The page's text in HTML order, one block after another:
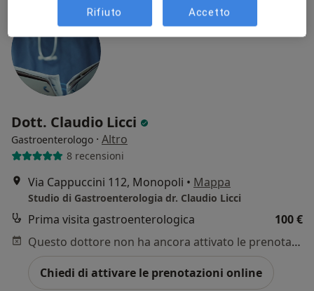
Dott. Claudio Licci
Gastroenterologo · Altro
8 recensioni
Via Cappuccini 112, Monopoli • Mappa
Studio di Gastroenterologia dr. Claudio Licci
Prima visita gastroenterologica
100 €
Questo dottore non ha ancora attivato le prenotazioni online presso questo indirizzo.
Chiedi di attivare le prenotazioni online
Rifiuto Accetto